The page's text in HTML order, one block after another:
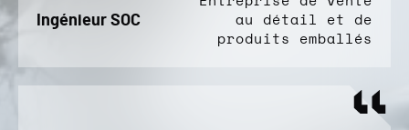
Ingénieur SOC
au détail et de
produits emballés